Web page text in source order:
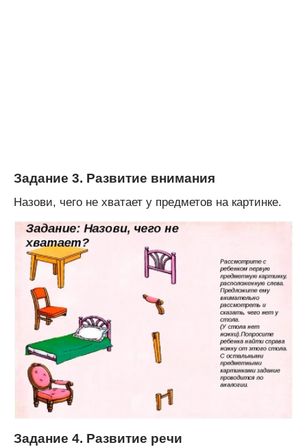
Задание 3. Развитие внимания
Назови, чего не хватает у предметов на картинке.
Задание 4. Развитие речи